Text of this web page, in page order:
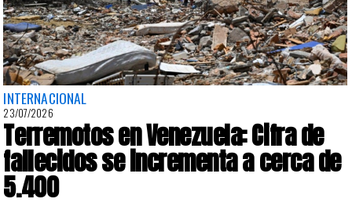
INTERNACIONAL
23/07/2026
Terremotos en Venezuela: Cifra de
fallecidos se incrementa a cerca de
5.400